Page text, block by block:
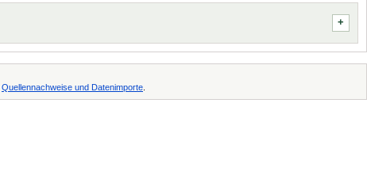
Quellennachweise und Datenimporte